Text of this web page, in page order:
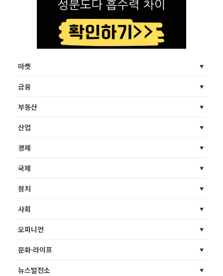
마켓
금융
부동산
산업
경제
국제
정치
사회
오피니언
문화·라이프
뉴스발전소